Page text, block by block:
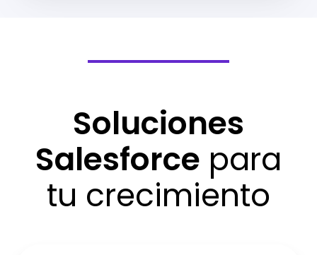
Soluciones
Salesforce para
tu crecimiento